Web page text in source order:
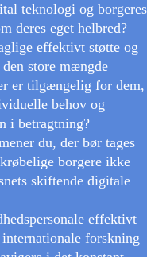
teknologi og borgeres
deres eget helbred?
effektivt støtte og
store mængde
er tilgængelig for dem,
behov og
i betragtning?
du, der bør tages
borgere ikke
skiftende digitale
effektivt
forskning